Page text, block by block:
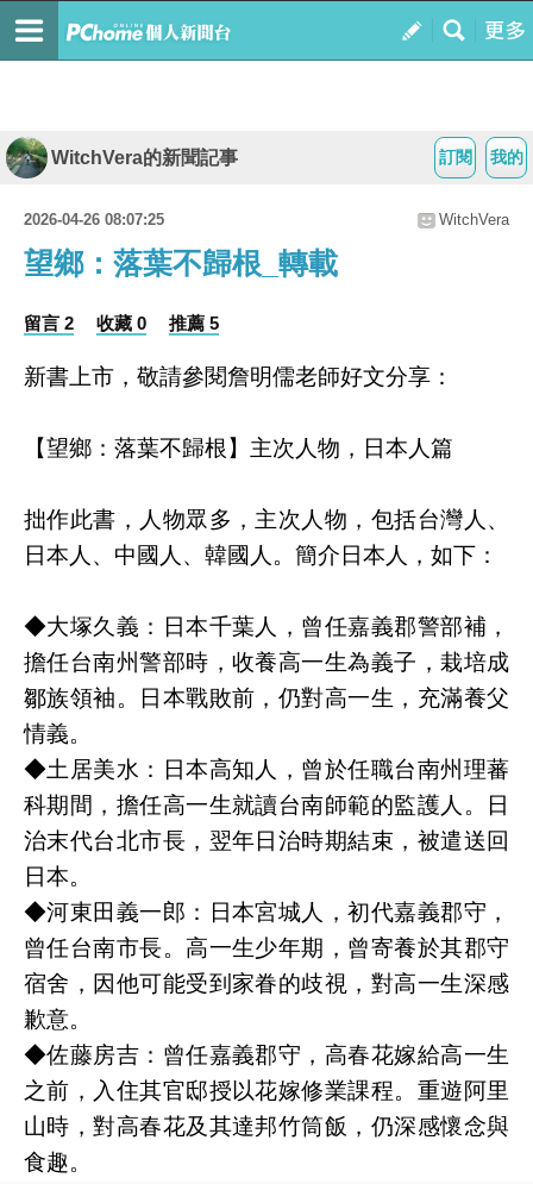
我的
訂閱
WitchVera的新聞記事
2026-04-26 08:07:25 WitchVera
望鄉：落葉不歸根_轉載
留言 2 收藏 0 推薦 5
新書上市，敬請參閱詹明儒老師好文分享：
【望鄉：落葉不歸根】主次人物，日本人篇
拙作此書，人物眾多，主次人物，包括台灣人、
日本人、中國人、韓國人。簡介日本人，如下：
◆大塚久義：日本千葉人，曾任嘉義郡警部補，
擔任台南州警部時，收養高一生為義子，栽培成
鄒族領袖。日本戰敗前，仍對高一生，充滿養父
情義。
◆土居美水：日本高知人，曾於任職台南州理蕃
科期間，擔任高一生就讀台南師範的監護人。日
治末代台北市長，翌年日治時期結束，被遣送回
日本。
◆河東田義一郎：日本宮城人，初代嘉義郡守，
曾任台南市長。高一生少年期，曾寄養於其郡守
宿舍，因他可能受到家眷的歧視，對高一生深感
歉意。
◆佐藤房吉：曾任嘉義郡守，高春花嫁給高一生
之前，入住其官邸授以花嫁修業課程。重遊阿里
山時，對高春花及其達邦竹筒飯，仍深感懷念與
食趣。